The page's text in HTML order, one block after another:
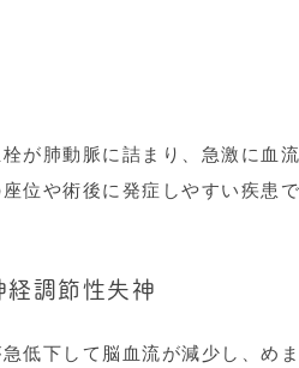
が肺動脈に詰まり、急激に血
位や術後に発症しやすい疾患で
経調節性失神
低下して脳血流が減少し、め